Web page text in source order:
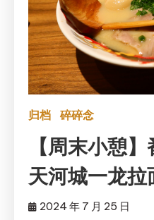
归档 碎碎念
【周末小憩
天河城一龙拉
2024 年 7 月 25 日